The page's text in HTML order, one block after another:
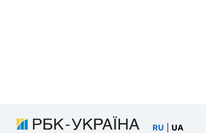
RU UA